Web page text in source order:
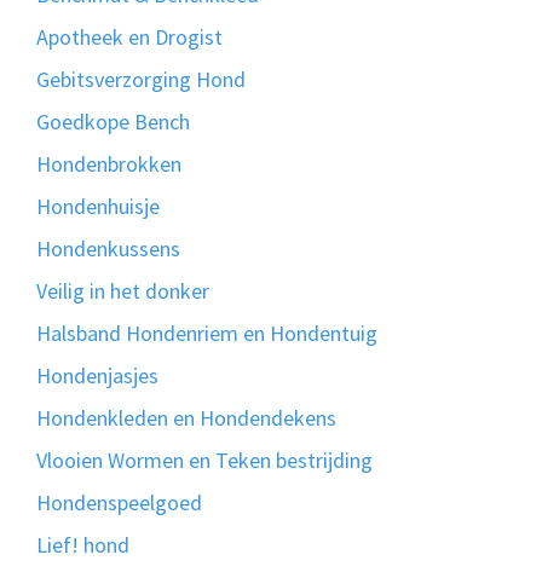
Apotheek en Drogist
Gebitsverzorging Hond
Goedkope Bench
Hondenbrokken
Hondenhuisje
Hondenkussens
Veilig in het donker
Halsband Hondenriem en Hondentuig
Hondenjasjes
Hondenkleden en Hondendekens
Vlooien Wormen en Teken bestrijding
Hondenspeelgoed
Lief! hond